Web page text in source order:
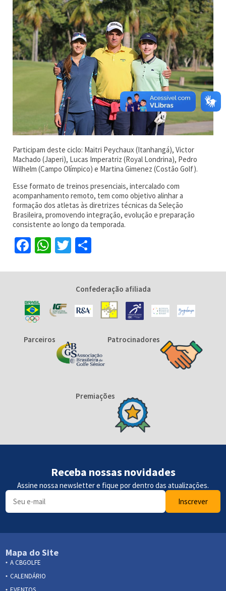
Participam deste ciclo: Maitri Peychaux (Itanhangá), Victor
Machado (Japeri), Lucas Imperatriz (Royal Londrina), Pedro
Wilhelm (Campo Olímpico) e Martina Gimenez (Costão Golf).
Esse formato de treinos presenciais, intercalado com
acompanhamento remoto, tem como objetivo alinhar a
formação dos atletas às diretrizes técnicas da Seleção
Brasileira, promovendo integração, evolução e preparação
consistente ao longo da temporada.
Facebook
WhatsApp
Twitter
Confederação afiliada
Parceiros Patrocinadores
Premiações
Receba nossas novidades
Assine nossa newsletter e fique por dentro das atualizações.
Inscrever
Mapa do Site
A CBGOLFE
CALENDÁRIO